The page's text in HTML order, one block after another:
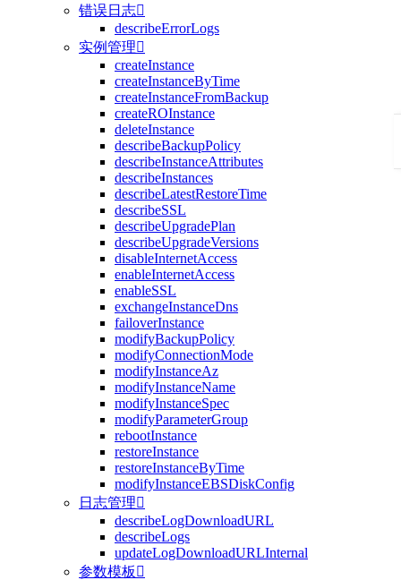
错误日志
describeErrorLogs
实例管理
createInstance
createInstanceByTime
createInstanceFromBackup
createROInstance
deleteInstance
describeBackupPolicy
describeInstanceAttributes
describeInstances
describeLatestRestoreTime
describeSSL
describeUpgradePlan
describeUpgradeVersions
disableInternetAccess
enableInternetAccess
enableSSL
exchangeInstanceDns
failoverInstance
modifyBackupPolicy
modifyConnectionMode
modifyInstanceAz
modifyInstanceName
modifyInstanceSpec
modifyParameterGroup
rebootInstance
restoreInstance
restoreInstanceByTime
modifyInstanceEBSDiskConfig
日志管理
describeLogDownloadURL
describeLogs
updateLogDownloadURLInternal
参数模板 